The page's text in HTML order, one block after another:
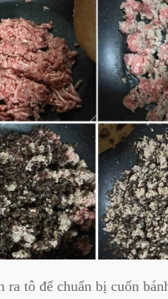
ra tô để chuẩn bị cuốn